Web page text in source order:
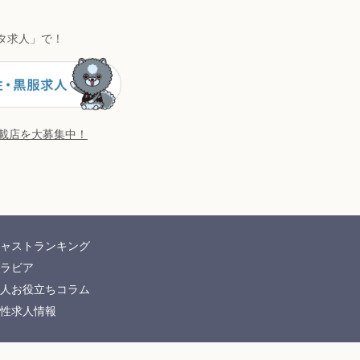
求人」で！
店を大募集中！
ストランキング
ビア
お役立ちコラム
求人情報